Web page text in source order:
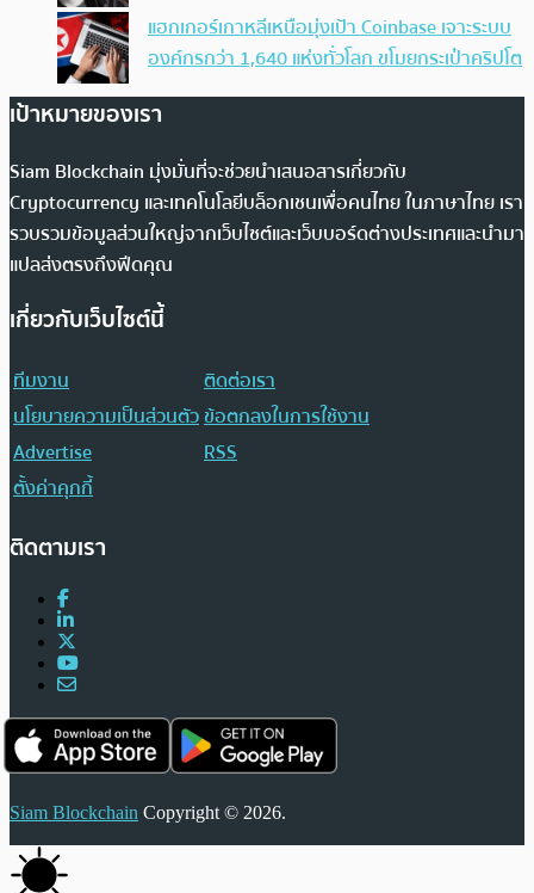
แฮกเกอร์เกาหลีเหนือมุ่งเป้า Coinbase เจาะระบบ
องค์กรกว่า 1,640 แห่งทั่วโลก ขโมยกระเป๋าคริปโต
เป้าหมายของเรา
Siam Blockchain มุ่งมั่นที่จะช่วยนำเสนอสารเกี่ยวกับ
Cryptocurrency และเทคโนโลยีบล็อกเชนเพื่อคนไทย ในภาษาไทย เรา
รวบรวมข้อมูลส่วนใหญ่จากเว็บไซต์และเว็บบอร์ดต่างประเทศและนำมา
แปลส่งตรงถึงฟีดคุณ
เกี่ยวกับเว็บไซต์นี้
ทีมงาน
ติดต่อเรา
นโยบายความเป็นส่วนตัวข้อตกลงในการใช้งาน
Advertise
RSS
ตั้งค่าคุกกี้
ติดตามเรา
Siam Blockchain Copyright © 2026.